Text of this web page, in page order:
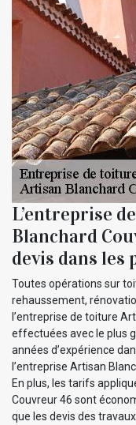
L’entreprise
Blanchard
devis dans les
Toutes opérations sur
rehaussement,
l’entreprise de toiture
effectuées avec le plus
années d’expérience
l’entreprise Artisan
En plus, les tarifs
Couvreur 46 sont
que les devis des